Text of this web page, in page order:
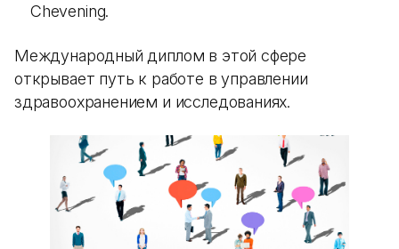
Chevening.
Международный диплом в этой сфере
открывает путь к работе в управлении
здравоохранением и исследованиях.